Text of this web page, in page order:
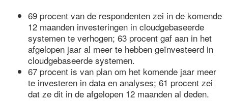
69 procent van de respondenten zei in de komende
12 maanden investeringen in cloudgebaseerde
systemen te verhogen; 63 procent gaf aan in het
afgelopen jaar al meer te hebben geïnvesteerd in
cloudgebaseerde systemen.
67 procent is van plan om het komende jaar meer
te investeren in data en analyses; 61 procent zei
dat ze dit in de afgelopen 12 maanden al deden.